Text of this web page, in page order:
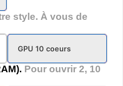
style. À vous de
GPU 10 coeurs
Pour ouvrir 2, 10